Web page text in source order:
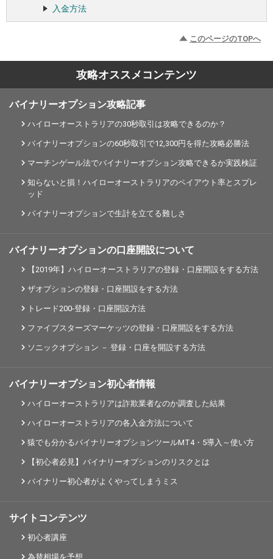
入金方法
このページのTOPへ
攻略オススメコンテンツ
バイナリーオプション攻略記事
ハイローオーストラリアの30秒取引は攻略できるのか？
バイナリーオプションの60秒取引で12,300円を得た攻略必勝法
マーチンゲール法でバイナリーオプション攻略できるか実践検証
知らないと損！ハイローオーストラリアのペイアウト率とスプレ
ッド
バイナリーオプションで生計を立てる難しさ
バイナリーオプションの口座開設について
【2019年】ハイローオーストラリアの登録・口座開設をする方法
ザオプションの登録・口座開設をする方法
トレード200-登録・口座開設方法
ファイブスターズマーケッツの登録・口座開設をする方法
ソニックオプション － 登録・口座を開設する方法
バイナリーオプション初心者情報
ハイローオーストラリアは詐欺業者なのか調査した結果
ハイローオーストラリアの各入金方法について
猿でも分かるバイナリーオプションツールMT4・5導入～使い方
【初心者必見】バイナリーオプションのリスクとは
バイナリー初心者がよくやってしまうミス
サイトコンテンツ
初心者講座
為替相場を予想